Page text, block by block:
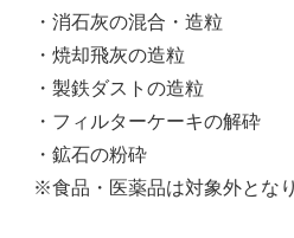
・消石灰の混合・造粒
・焼却飛灰の造粒
・製鉄ダストの造粒
・フィルターケーキの解砕
・鉱石の粉砕
※食品・医薬品は対象外とな